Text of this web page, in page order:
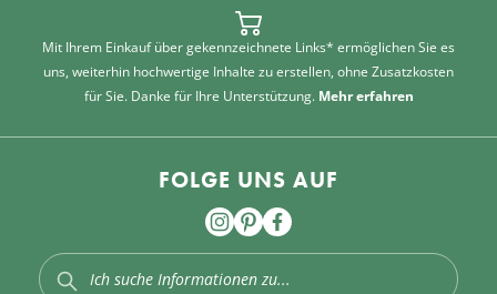
Mit Ihrem Einkauf über gekennzeichnete Links* ermöglichen Sie es
uns, weiterhin hochwertige Inhalte zu erstellen, ohne Zusatzkosten
für Sie. Danke für Ihre Unterstützung. Mehr erfahren
FOLGE UNS AUF